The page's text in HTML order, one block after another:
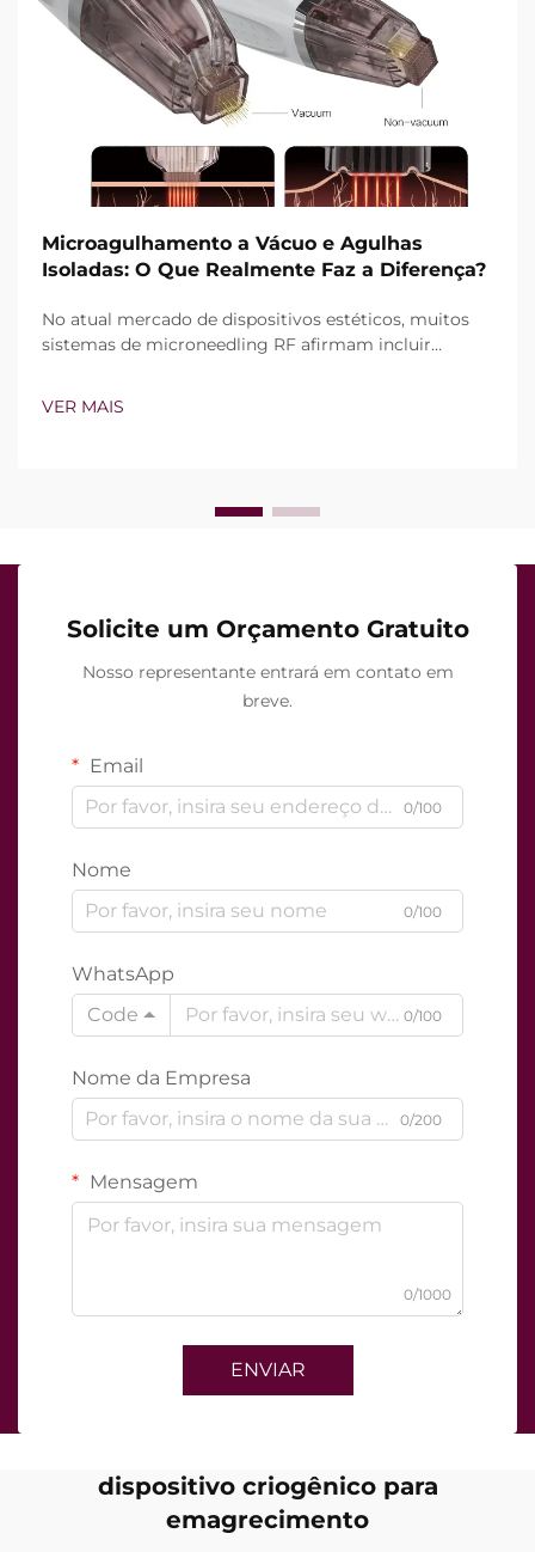
Microagulhamento a Vácuo e Agulhas
Isoladas: O Que Realmente Faz a Diferença?
No atual mercado de dispositivos estéticos, muitos
sistemas de microneedling RF afirmam incluir
recursos existem, mas sim como funcionam com
VER MAIS
Solicite um Orçamento Gratuito
Nosso representante entrará em contato em
breve.
Email
0/100
Nome
0/100
WhatsApp
Code
0/100
Nome da Empresa
0/200
Mensagem
0/1000
ENVIAR
dispositivo criogênico para
emagrecimento